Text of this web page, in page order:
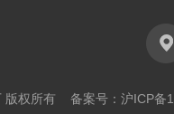
版权所有 备案号：沪ICP备